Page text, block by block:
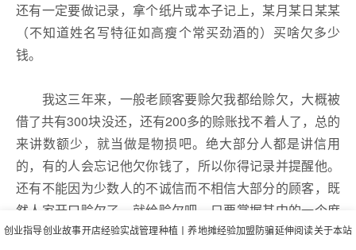
还有一定要做记录，拿个纸片或本子记上，某月某日某某
（不知道姓名写特征如高瘦个常买劲酒的）买啥欠多少
钱。
我这三年来，一般老顾客要赊欠我都给赊欠，大概被
借了共有300块没还，还有200多的赊账找不着人了，总的
来讲数额少，就当做是物损吧。绝大部分人都是讲信用
的，有的人会忘记他欠你钱了，所以你得记录并提醒他。
还有不能因为少数人的不诚信而不相信大部分的顾客，既
然人家开口赊欠了，就给赊欠吧。只要掌握其中的一个度
就可以了！
创业指导创业故事开店经验实战管理种植丨养地摊经验加盟防骗延伸阅读关于本站